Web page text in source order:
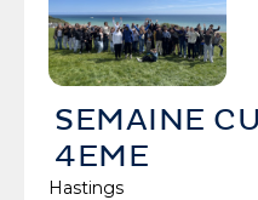
SEMAINE
4EME
Hastings